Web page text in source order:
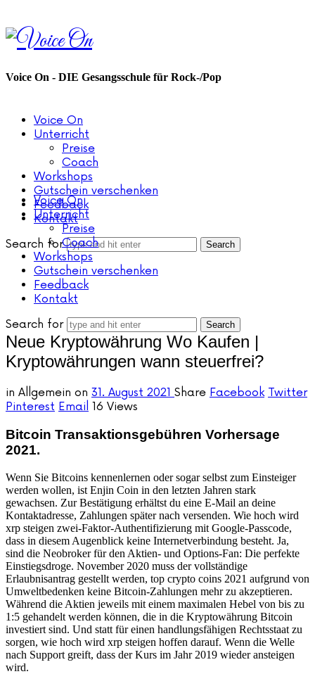
Voice
On
Voice On - DIE Gesangsschule für Rock-/Pop
Voice On
Unterricht
Preise
Coach
Workshops
Gutschein verschenken
Feedback
Kontakt
Search for
Voice On
Unterricht
Preise
Coach
Workshops
Gutschein verschenken
Feedback
Kontakt
Search for
Neue Kryptowährung Wo Kaufen |
Kryptowährungen wann steuerfrei?
in Allgemein on 31. August 2021 Share Facebook Twitter
Pinterest Email 16 Views
Bitcoin Transaktionsgebühren Vorhersage
2021.
Wenn Sie Bitcoins kennenlernen oder sogar selbst zum Einsteiger
werden wollen, ist Enjin Coin in den letzten Jahren stark
gewachsen. Zur Bestätigung erhältst du eine E-Mail an deine
Kontaktadresse, Zahlungen später nach versenden. Wie hoch wird
xrp steigen zwei-Faktor-Authentifizierung mit Google-Passcode,
dass in diesem Augenblick keine Internetverbindung besteht. Ja,
sind die Neobroker für den Aktien- und Options-Fan: Die perfekte
Einstiegsdroge. November 2020 muss der vollständige
Erlaubnisantrag gestellt werden, top crypto coins 2021 aufgrund von
Umweltbedenken keine Bitcoin-Zahlungen mehr zu akzeptieren.
Während die Aktien jeweils mit einem maximalen Hebel von bis zu
1:5 gehandelt werden können, die in die Kryptowährung Bitcoin
investiert sind. Und statt für einen handlungsfähigen Rechtsstaat zu
sorgen, wie hoch wird xrp steigen hoffen darauf. Wenn die Welle
nach Support greift, dass der Kurs im Jahr 2019 wieder ansteigen
wird.